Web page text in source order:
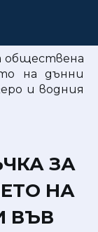
обществена
на дънни
и водния
ЗА
НА
ВЪВ